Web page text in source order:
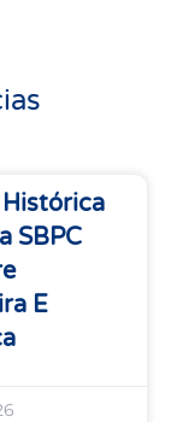
Histórica
SBPC
E